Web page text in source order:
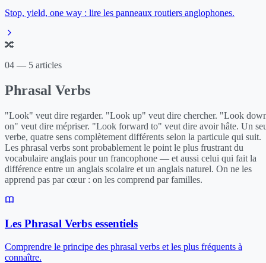
Stop, yield, one way : lire les panneaux routiers anglophones.
🔀
04 — 5 articles
Phrasal Verbs
"Look" veut dire regarder. "Look up" veut dire chercher. "Look
on" veut dire mépriser. "Look forward to" veut dire avoir hâte. Un
verbe, quatre sens complètement différents selon la particule qui suit.
Les phrasal verbs sont probablement le point le plus frustrant du
vocabulaire anglais pour un francophone — et aussi celui qui fait la
différence entre un anglais scolaire et un anglais naturel. On ne les
apprend pas par cœur : on les comprend par familles.
Les Phrasal Verbs essentiels
Comprendre le principe des phrasal verbs et les plus fréquents à
connaître.